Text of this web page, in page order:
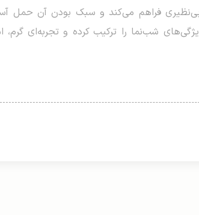
فراهم می‌کند و سبک بودن آن حمل
شب‌نما را ترکیب کرده و تجربه‌ای گرم،